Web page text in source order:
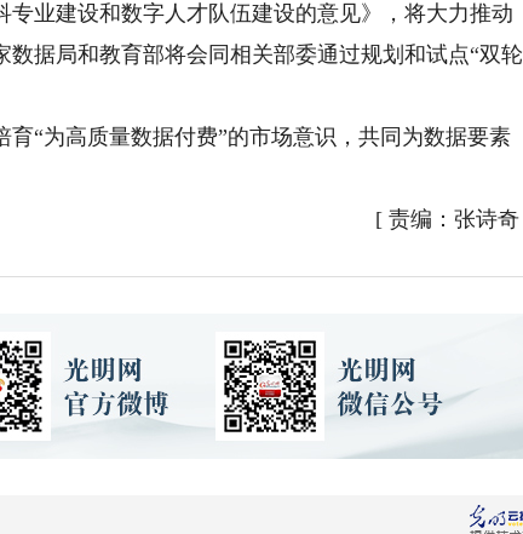
业建设和数字人才队伍建设的意见》，将大力推动
据局和教育部将会同相关部委通过规划和试点“双轮
“为高质量数据付费”的市场意识，共同为数据要素
[ 责编：张诗奇